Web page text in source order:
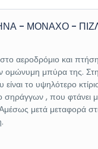
- ΜΟΝΑΧΟ -
αεροδρόμιο και
ομώνυμη μπύρα της.
το υψηλότερο
σηράγγων , που φτάνει
μετά μεταφορά